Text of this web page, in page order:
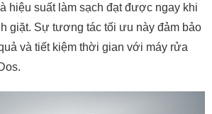
hiệu suất làm sạch đạt được ngay khi
giặt. Sự tương tác tối ưu này đảm bảo
và tiết kiệm thời gian với máy rửa